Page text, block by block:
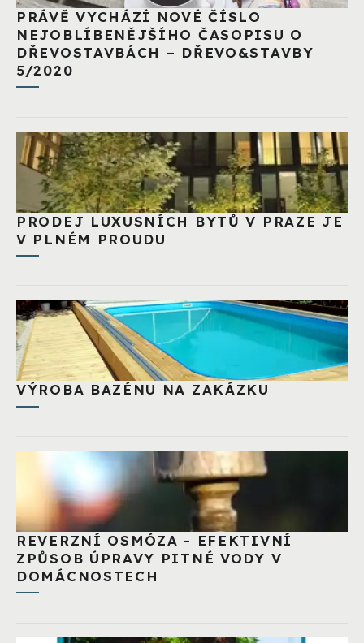
PRÁVĚ VYCHÁZÍ NOVÉ ČÍSLO
NEJOBLÍBENĚJŠÍHO ČASOPISU O
DŘEVOSTAVBÁCH – DŘEVO&STAVBY
5/2020
PRODEJ LUXUSNÍCH BYTŮ V PRAZE JE
V PLNÉM PROUDU
VÝROBA BAZÉNU NA ZAKÁZKU
REVERZNÍ OSMÓZA - EFEKTIVNÍ
ZPŮSOB ÚPRAVY PITNÉ VODY V
DOMÁCNOSTECH